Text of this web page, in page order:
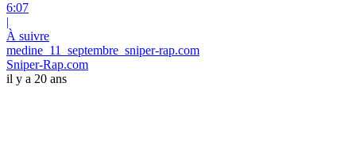
6:07
|
À suivre
medine_11_septembre_sniper-rap.com
Sniper-Rap.com
il y a 20 ans